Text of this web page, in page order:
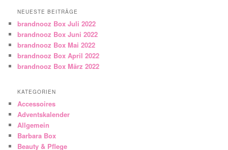
NEUESTE BEITRÄGE
brandnooz Box Juli 2022
brandnooz Box Juni 2022
brandnooz Box Mai 2022
brandnooz Box April 2022
brandnooz Box März 2022
KATEGORIEN
Accessoires
Adventskalender
Allgemein
Barbara Box
Beauty & Pflege